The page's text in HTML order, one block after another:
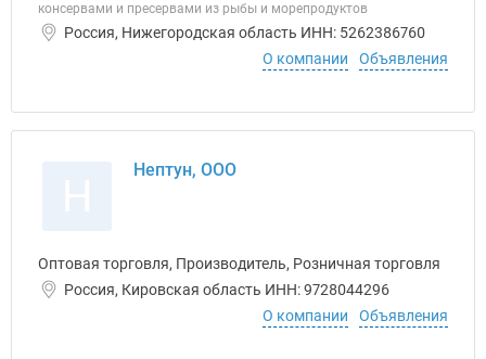
консервами и пресервами из рыбы и морепродуктов
Россия, Нижегородская область ИНН: 5262386760
О компании
Объявления
Нептун, ООО
Оптовая торговля, Производитель, Розничная торговля
Россия, Кировская область ИНН: 9728044296
О компании
Объявления